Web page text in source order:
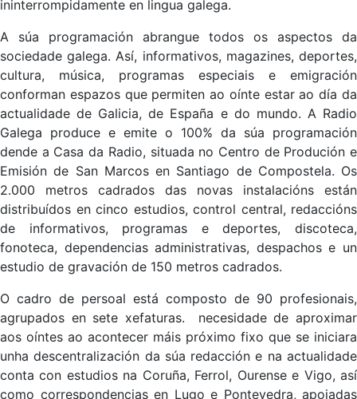
ininterrompidamente en lingua galega.
A súa programación abrangue todos os aspectos da
sociedade galega. Así, informativos, magazines, deportes,
cultura, música, programas especiais e emigración
conforman espazos que permiten ao oínte estar ao día da
actualidade de Galicia, de España e do mundo. A Radio
Galega produce e emite o 100% da súa programación
dende a Casa da Radio, situada no Centro de Produción e
Emisión de San Marcos en Santiago de Compostela. Os
2.000 metros cadrados das novas instalacións están
distribuídos en cinco estudios, control central, redaccións
de informativos, programas e deportes, discoteca,
fonoteca, dependencias administrativas, despachos e un
estudio de gravación de 150 metros cadrados.
O cadro de persoal está composto de 90 profesionais,
agrupados en sete xefaturas. necesidade de aproximar
aos oíntes ao acontecer máis próximo fixo que se iniciara
unha descentralización da súa redacción e na actualidade
conta con estudios na Coruña, Ferrol, Ourense e Vigo, así
como correspondencias en Lugo e Pontevedra, apoiadas